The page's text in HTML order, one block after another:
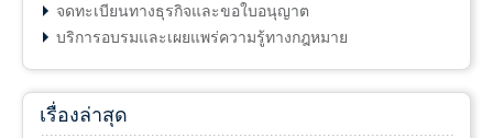
จดทะเบียนทางธุรกิจและขอใบอนุญาต
บริการอบรมและเผยแพร่ความรู้ทางกฎหมาย
เรื่องล่าสุด